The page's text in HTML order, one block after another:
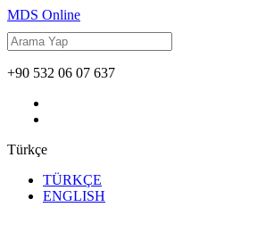
MDS Online
+90 532 06 07 637
Türkçe
TÜRKÇE
ENGLISH